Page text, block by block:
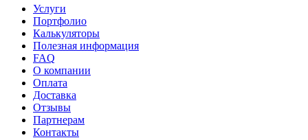
Услуги
Портфолио
Калькуляторы
Полезная информация
FAQ
О компании
Оплата
Доставка
Отзывы
Партнерам
Контакты